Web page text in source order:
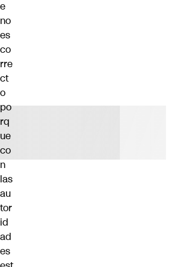
e
no
es
co
rre
ct
o
po
rq
ue
co
n
las
au
tor
id
ad
es